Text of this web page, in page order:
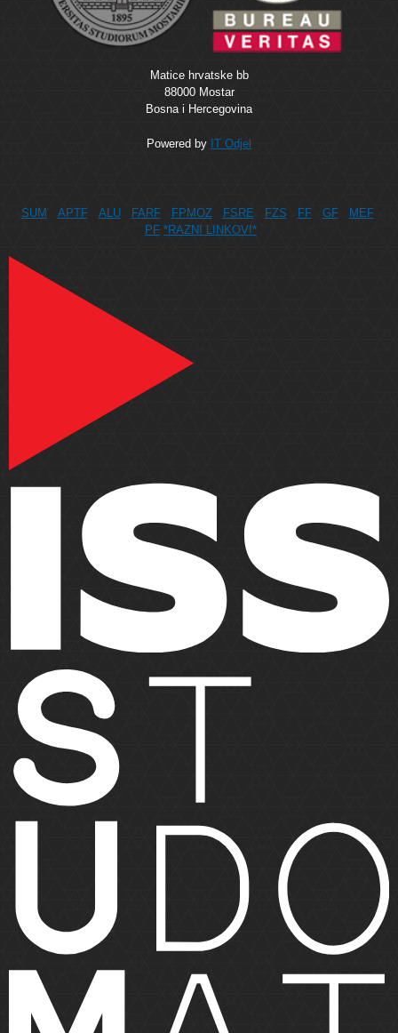
Matice hrvatske bb
88000 Mostar
Bosna i Hercegovina
Powered by IT Odjel
SUM APTF ALU FARF FPMOZ FSRE FZS FF GF
MEF
PF *RAZNI LINKOVI*